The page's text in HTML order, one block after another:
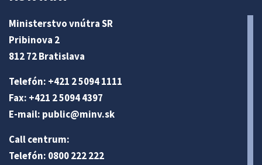
Ministerstvo vnútra SR
Pribinova 2
812 72 Bratislava
Telefón: +421 2 5094 1111
Fax: +421 2 5094 4397
E-mail: public@minv.sk
Call centrum:
Telefón: 0800 222 222